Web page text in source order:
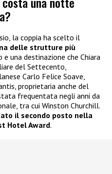
la coppia ha scelto il
delle strutture più
e una destinazione che Chiara
del Settecento,
Carlo Felice Soave,
proprietaria anche del
frequentata negli anni da
tra cui Winston Churchill.
il secondo posto nella
Hotel Award.